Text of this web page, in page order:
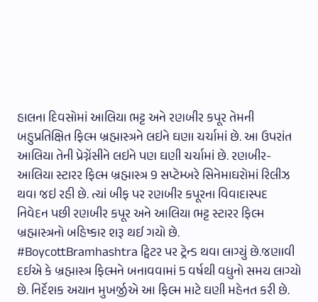
હાલના દિવસોમાં આલિયા ભટ્ટ અને રણબીર કપૂર તેમની
બહુપ્રતિક્ષિત ફિલ્મ બ્રહ્માસ્ત્રને લઇને ઘણા ચર્ચામાં છે. આ ઉપરાંત
આલિયા તેની પ્રેગ્નેંસીને લઇને પણ ઘણી ચર્ચામાં છે. રણબીર-
આલિયા સ્ટારર ફિલ્મ બ્રહ્માસ્ત્ર 9 સપ્ટેમ્બરે સિનેમાઘરોમાં રિલીઝ
થવા જઇ રહી છે. ત્યાં બીફ પર રણબીર કપૂરના વિવાદાસ્પદ
નિવેદન પછી રણબીર કપૂર અને આલિયા ભટ્ટ સ્ટારર ફિલ્મ
બ્રહ્માસ્ત્રનો બહિષ્કાર શરૂ થઈ ગયો છે.
#BoycottBramhashtra ટ્વિટર પર ટ્રેન્ડ થવા લાગ્યું છે.જણાવી
દઈએ કે બ્રહ્માસ્ત્ર ફિલ્મને બનાવવામાં 5 વર્ષથી વધુનો સમય લાગ્યો
છે. નિર્દેશક અયાન મુખર્જીએ આ ફિલ્મ માટે ઘણી મહેનત કરી છે.